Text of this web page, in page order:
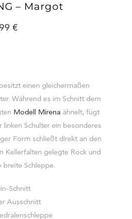
– Margot
besitzt einen gleichermaßen
Während es im Schnitt dem
Modell Mirena ähnelt, fügt
Schulter ein besonderes
Form schließt direkt an den
Kellerfalten gelegte Rock und
breite Schleppe.
Schnitt
Ausschnitt